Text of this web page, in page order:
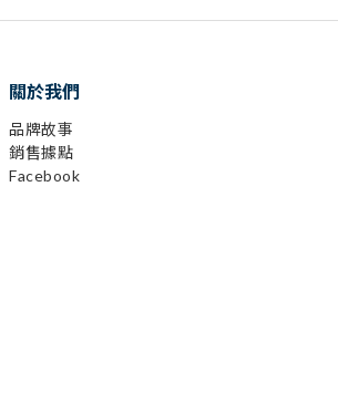
已選0
關於我們
品牌故事
銷售據點
Facebook